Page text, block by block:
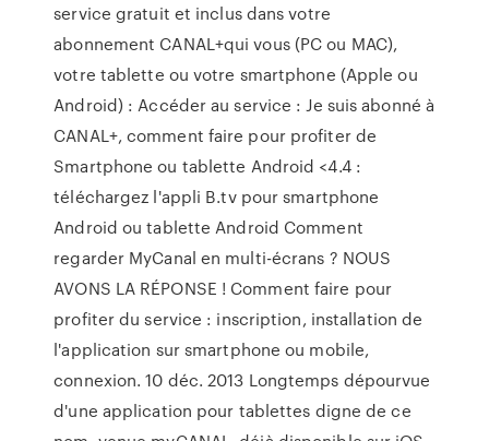
service gratuit et inclus dans votre
abonnement CANAL+qui vous (PC ou MAC),
votre tablette ou votre smartphone (Apple ou
Android) : Accéder au service : Je suis abonné à
CANAL+, comment faire pour profiter de
Smartphone ou tablette Android <4.4 :
téléchargez l'appli B.tv pour smartphone
Android ou tablette Android Comment
regarder MyCanal en multi-écrans ? NOUS
AVONS LA RÉPONSE ! Comment faire pour
profiter du service : inscription, installation de
l'application sur smartphone ou mobile,
connexion. 10 déc. 2013 Longtemps dépourvue
d'une application pour tablettes digne de ce